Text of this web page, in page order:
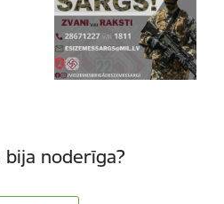
noderīga?